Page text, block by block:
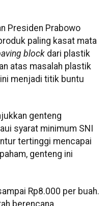
Presiden Prabowo
paling kasat mata
block dari plastik
atas masalah plastik
menjadi titik buntu
genteng
syarat minimum SNI
tertinggi mencapai
genteng ini
Rp8.000 per buah.
berencana